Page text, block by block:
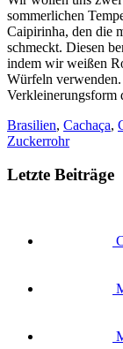
sommerlichen
Caipirinha, den die
schmeckt. Diesen
indem wir weißen
Würfeln
Verkleinerungsform
Brasilien, Cachaça,
Zuckerrohr
Letzte Beiträge